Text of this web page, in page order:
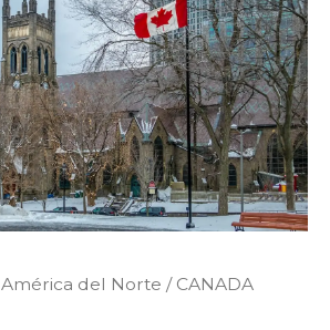
América del Norte / CANADA